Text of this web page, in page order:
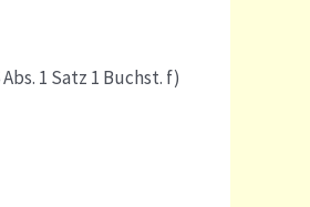
1 Satz 1 Buchst. f)